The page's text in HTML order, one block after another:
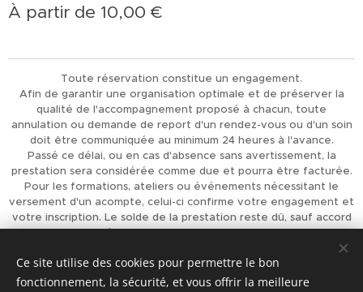
À partir de 10,00 €
Toute réservation constitue un engagement.
Afin de garantir une organisation optimale et de préserver la
qualité de l'accompagnement proposé à chacun, toute
annulation ou demande de report d'un rendez-vous ou d'un soin
doit être communiquée au minimum 24 heures à l'avance.
Passé ce délai, ou en cas d'absence sans avertissement, la
prestation sera considérée comme due et pourra être facturée.
Pour les formations, ateliers ou événements nécessitant le
versement d'un acompte, celui-ci confirme votre engagement et
votre inscription. Le solde de la prestation reste dû, sauf accord
préalable de L'Univers d'Achaiah.
permettent d'offrir à chacun un accompagnement de qualité.
Optimisé parWebnode Cookies
Ce site utilise des cookies pour permettre le bon
fonctionnement, la sécurité, et vous offrir la meilleure